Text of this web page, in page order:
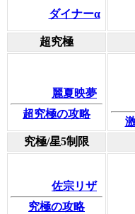
ダイナーα
超究極
麗夏映夢
超究極の攻略
究極/星5制限
佐宗リザ
究極の攻略